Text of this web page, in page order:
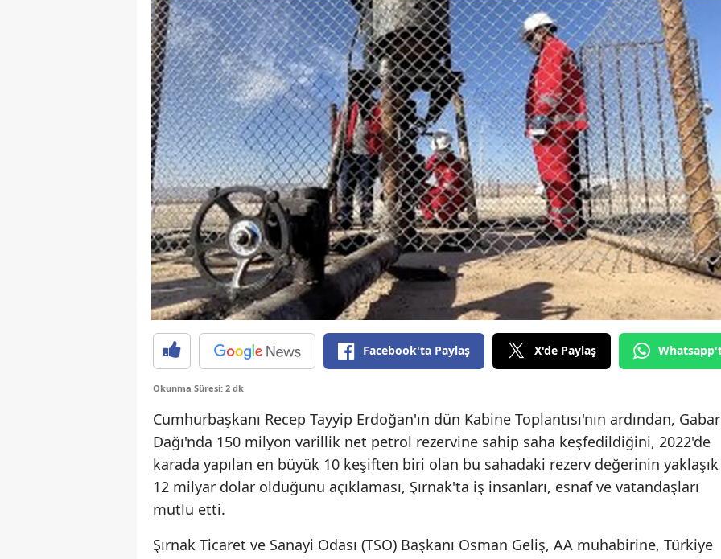
Bitlis
Bolu
Burdur
Bursa
Çanakkale
Çankırı
Çorum
Denizli
Diyarbakır
Edirne
Erzincan
Eskişehir
Gaziantep
Gümüşhane
Facebook'ta Paylaş X'de Paylaş
Okunma Süresi: 2 dk
Cumhurbaşkanı Recep Tayyip Erdoğan'ın dün Kabine Toplantısı'nın ardından, Gabar
Dağı'nda 150 milyon varillik net petrol rezervine sahip saha keşfedildiğini, 2022'de
karada yapılan en büyük 10 keşiften biri olan bu sahadaki rezerv değerinin yaklaşık
12 milyar dolar olduğunu açıklaması, Şırnak'ta iş insanları, esnaf ve vatandaşları
mutlu etti.
Şırnak Ticaret ve Sanayi Odası (TSO) Başkanı Osman Geliş, AA muhabirine, Türkiye